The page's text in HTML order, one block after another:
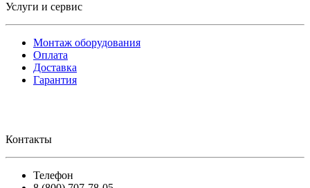
Услуги и сервис
Монтаж оборудования
Оплата
Доставка
Гарантия
Контакты
Телефон